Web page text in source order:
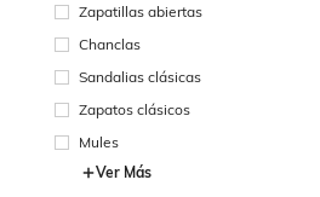
Zapatillas abiertas
Chanclas
Sandalias clásicas
Zapatos clásicos
Mules
Ver Más